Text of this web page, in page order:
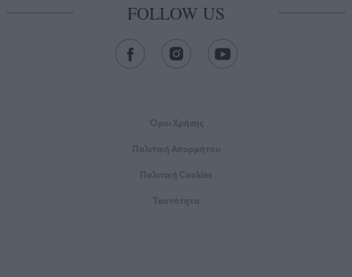
FOLLOW US
Όροι Xρήσης
Πολιτική Απορρήτου
Πολιτική Cookies
Ταυτότητα